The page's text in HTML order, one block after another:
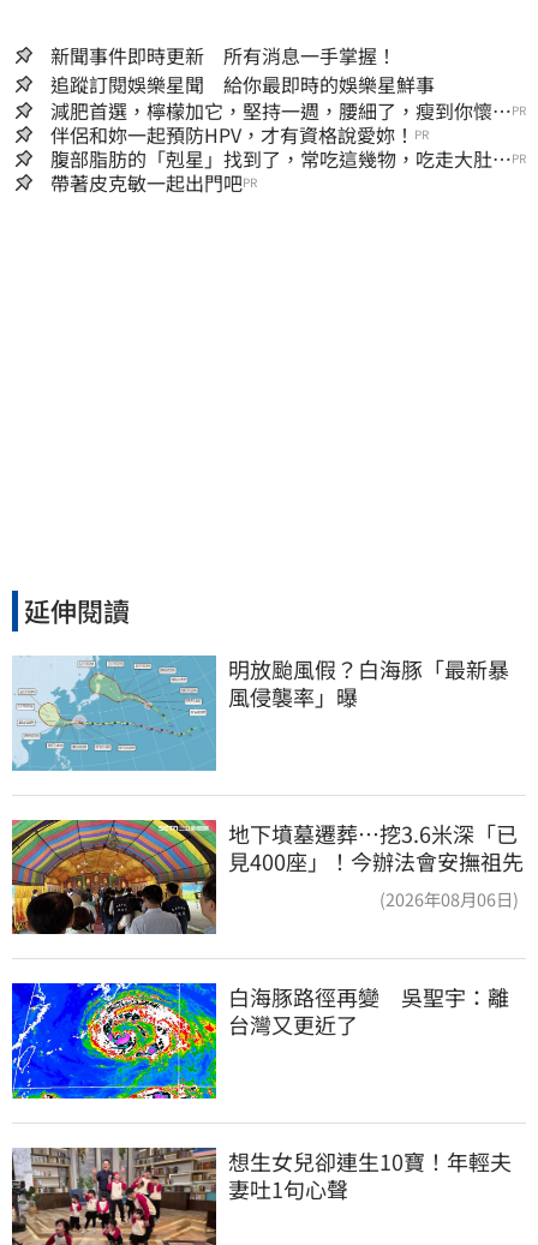
新聞事件即時更新 所有消息一手掌握！
追蹤訂閱娛樂星聞 給你最即時的娛樂星鮮事
減肥首選，檸檬加它，堅持一週，腰細了，瘦到你懷疑
人生
PR
伴侶和妳一起預防HPV，才有資格說愛妳！ PR
腹部脂肪的「剋星」找到了，常吃這幾物，吃走大肚
囊，瘦出小蠻腰
PR
帶著皮克敏一起出門吧PR
延伸閱讀
明放颱風假？白海豚「最新暴
風侵襲率」曝
地下墳墓遷葬…挖3.6米深「已
見400座」！今辦法會安撫祖先
(2026年08月06日)
白海豚路徑再變　吳聖宇：離
台灣又更近了
想生女兒卻連生10寶！年輕夫
妻吐1句心聲